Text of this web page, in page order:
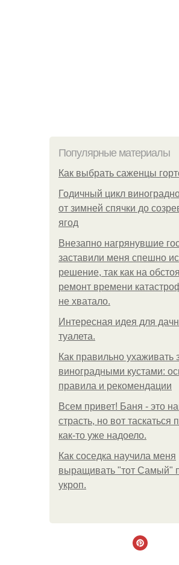
Популярные материалы
Как выбрать саженцы
Годичный цикл
от зимней спячки до
ягод
Внезапно нагрянувшие
заставили меня спешно
решение, так как на
ремонт времени
не хватало.
Интересная идея для
туалета.
Как правильно ухаживать
виноградными кустами:
правила и рекомендации
Всем привет! Баня - это
страсть, но вот таскаться
как-то уже надоело.
Как соседка научила меня
выращивать "тот Самый"
укроп.